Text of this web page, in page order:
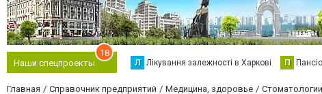
Наши спецпроекты
18
Л Лікування залежності в Харкові П
Главная Справочник предприятий Медицина, здоровье Стоматологии